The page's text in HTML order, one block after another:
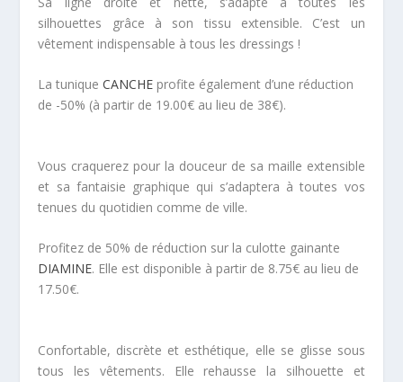
silhouettes grâce à son tissu extensible. C’est un
vêtement indispensable à tous les dressings !
La tuniqueCANCHE profite également d’une réduction
de -50% (à partir de 19.00€ au lieu de 38€).
Vous craquerez pour la douceur de sa maille extensible
et sa fantaisie graphique qui s’adaptera à toutes vos
tenues du quotidien comme de ville.
Profitez de 50% de réduction sur la culotte gainante
DIAMINE. Elle est disponible à partir de 8.75€ au lieu de
17.50€.
Confortable, discrète et esthétique, elle se glisse sous
tous les vêtements. Elle rehausse la silhouette et